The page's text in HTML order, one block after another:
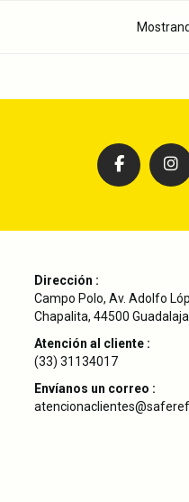
Dirección :
Campo Polo, Av. Adolfo
Chapalita, 44500
Atención al cliente :
(33) 31134017
Envíanos un correo :